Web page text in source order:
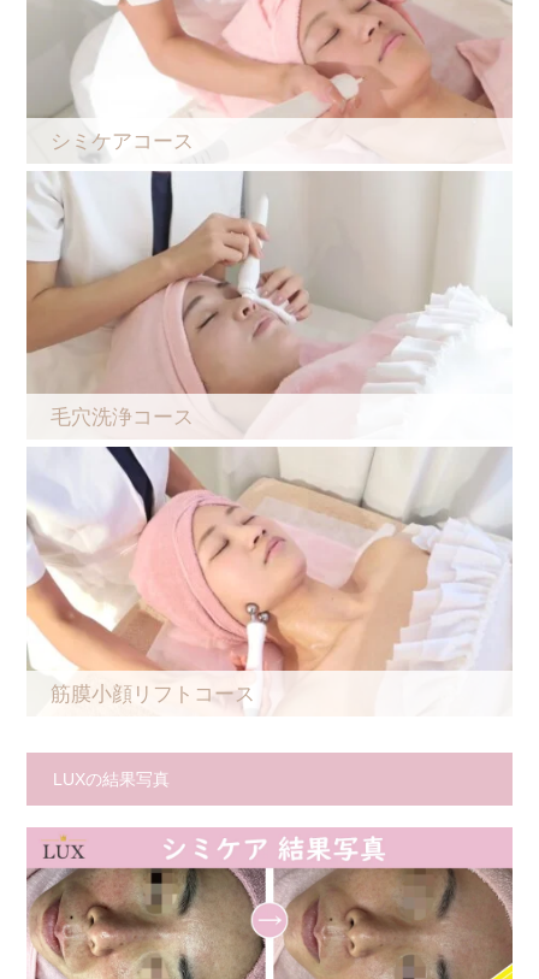
シミケアコース
毛穴洗浄コース
筋膜小顔リフトコース
LUXの結果写真